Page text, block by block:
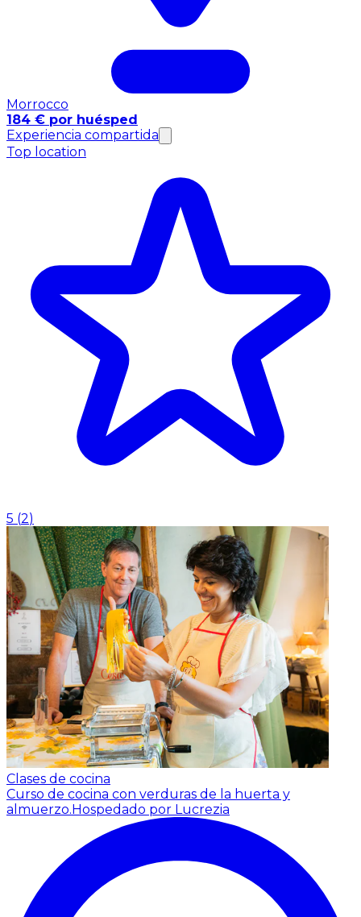
Morrocco
184 € por huésped
Experiencia compartida
Top location
5 (2)
Clases de cocina
Curso de cocina con verduras de la huerta y
almuerzo.Hospedado por Lucrezia